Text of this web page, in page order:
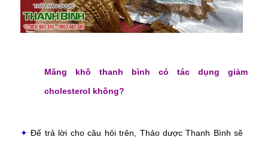
Măng khô thanh bình có tác dụng giảm
cholesterol không?
✦Để trả lời cho câu hỏi trên, Thảo dược Thanh Bình sẽ